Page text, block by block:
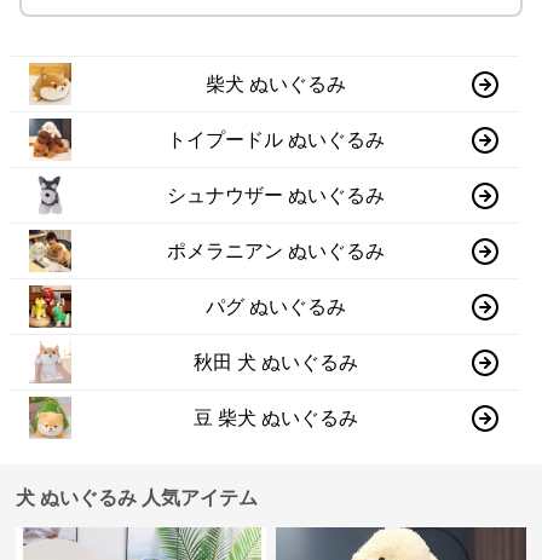
柴犬 ぬいぐるみ
トイプードル ぬいぐるみ
シュナウザー ぬいぐるみ
ポメラニアン ぬいぐるみ
パグ ぬいぐるみ
秋田 犬 ぬいぐるみ
豆 柴犬 ぬいぐるみ
犬 ぬいぐるみ 人気アイテム